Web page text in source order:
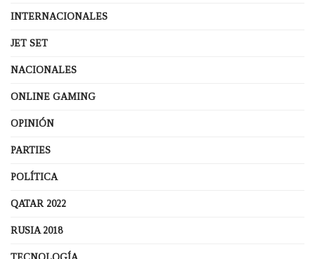
INTERNACIONALES
JET SET
NACIONALES
ONLINE GAMING
OPINIÓN
PARTIES
POLÍTICA
QATAR 2022
RUSIA 2018